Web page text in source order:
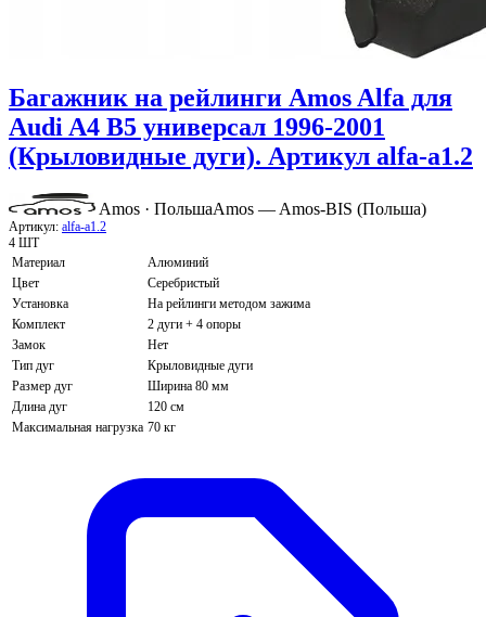
Багажник на рейлинги Amos Alfa для
Audi A4 B5 универсал 1996-2001
(Крыловидные дуги). Артикул alfa-a1.2
Amos · ПольшаAmos — Amos-BIS (Польша)
Артикул: alfa-a1.2
4 ШТ
Материал
Алюминий
Цвет
Серебристый
Установка
На рейлинги методом зажима
Комплект
2 дуги + 4 опоры
Замок
Нет
Тип дуг
Крыловидные дуги
Размер дуг
Ширина 80 мм
Длина дуг
120 см
Максимальная нагрузка 70 кг